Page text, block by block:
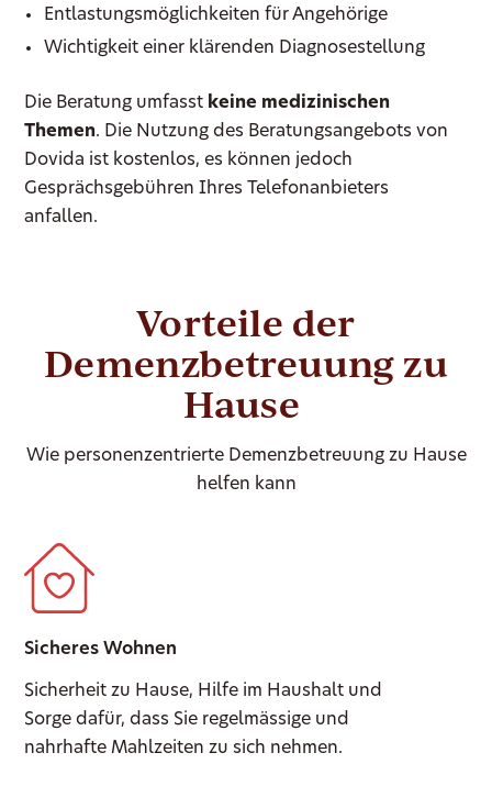
Entlastungsmöglichkeiten für Angehörige
Wichtigkeit einer klärenden Diagnosestellung
Die Beratung umfasst keine medizinischen
Themen. Die Nutzung des Beratungsangebots von
Dovida ist kostenlos, es können jedoch
Gesprächsgebühren Ihres Telefonanbieters
anfallen.
Vorteile der
Demenzbetreuung zu
Hause
Wie personenzentrierte Demenzbetreuung zu Hause
helfen kann
Sicheres Wohnen
Sicherheit zu Hause, Hilfe im Haushalt und
Sorge dafür, dass Sie regelmässige und
nahrhafte Mahlzeiten zu sich nehmen.